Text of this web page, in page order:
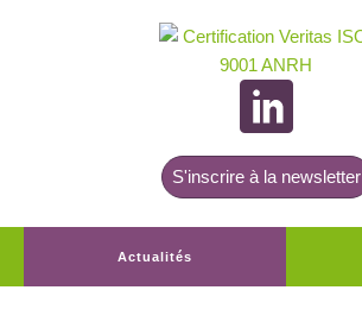
S'inscrire à la newsletter
Actualités